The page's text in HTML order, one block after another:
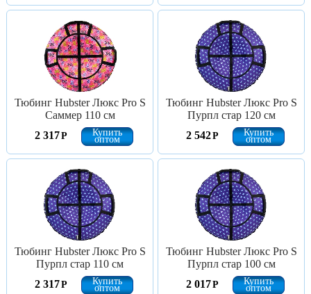
Тюбинг Hubster Люкс Pro S
Саммер 110 см
2 317Р Купить
оптом
Тюбинг Hubster Люкс Pro S
Пурпл стар 120 см
2 542Р Купить
оптом
Тюбинг Hubster Люкс Pro S
Пурпл стар 110 см
2 317Р Купить
оптом
Тюбинг Hubster Люкс Pro S
Пурпл стар 100 см
2 017Р Купить
оптом